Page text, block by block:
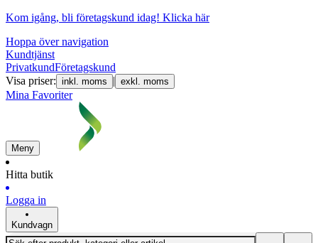
Kom igång, bli företagskund idag! Klicka här
Hoppa över navigation
Kundtjänst
PrivatkundFöretagskund
Visa priser: inkl. moms | exkl. moms
Mina Favoriter
Meny
Hitta butik
Logga in
Kundvagn